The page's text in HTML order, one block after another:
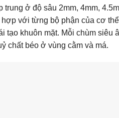
trung ở độ sâu 2mm, 4mm,
với từng bộ phận của cơ
tạo khuôn mặt. Mỗi chùm siêu
chất béo ở vùng cằm và má.